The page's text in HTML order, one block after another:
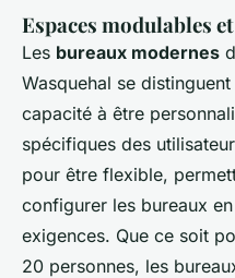
Espaces modulables
Les bureaux modernes
Wasquehal se
capacité à être
spécifiques des
pour être flexible,
configurer les bureaux
exigences. Que ce soit
20 personnes, les